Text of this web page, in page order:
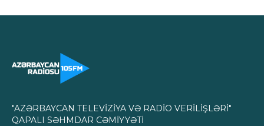
"AZƏRBAYCAN TELEVİZİYA VƏ RADİO VERİLİŞLƏRİ"
QAPALI SƏHMDAR CƏMİYYƏTİ